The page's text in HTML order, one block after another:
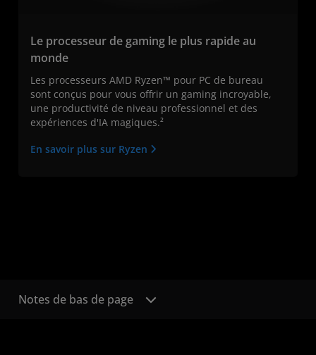
Le processeur de gaming le plus rapide au
monde
Les processeurs AMD Ryzen™ pour PC de bureau
sont conçus pour vous offrir un gaming incroyable,
une productivité de niveau professionnel et des
expériences d'IA magiques.²
En savoir plus sur Ryzen
Notes de bas de page